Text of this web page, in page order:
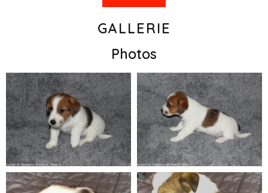
GALLERIE
Photos